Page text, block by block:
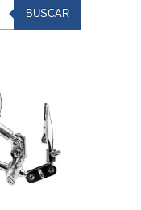
BUSCAR